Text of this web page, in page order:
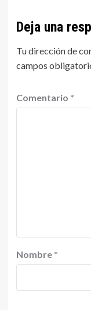
Deja una
Tu dirección de
campos
Comentario *
Nombre *